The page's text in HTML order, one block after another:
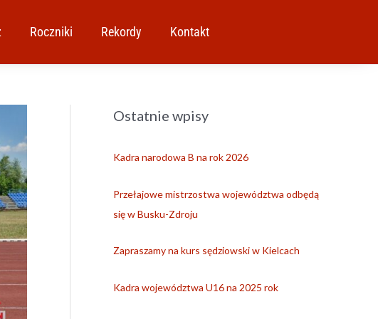
Roczniki Rekordy Kontakt
Ostatnie wpisy
Kadra narodowa B na rok 2026
Przełajowe mistrzostwa województwa odbędą
się w Busku-Zdroju
Zapraszamy na kurs sędziowski w Kielcach
Kadra województwa U16 na 2025 rok
A
c
i
w